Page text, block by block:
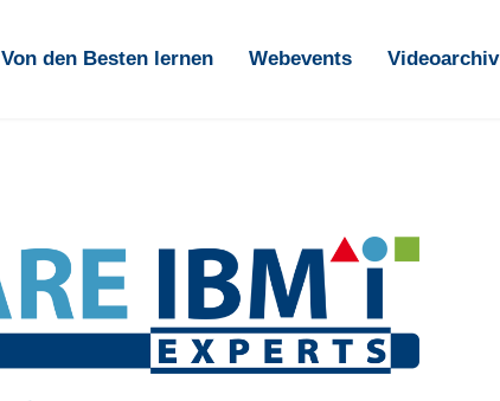
Von den Besten lernen Webevents Videoarchiv